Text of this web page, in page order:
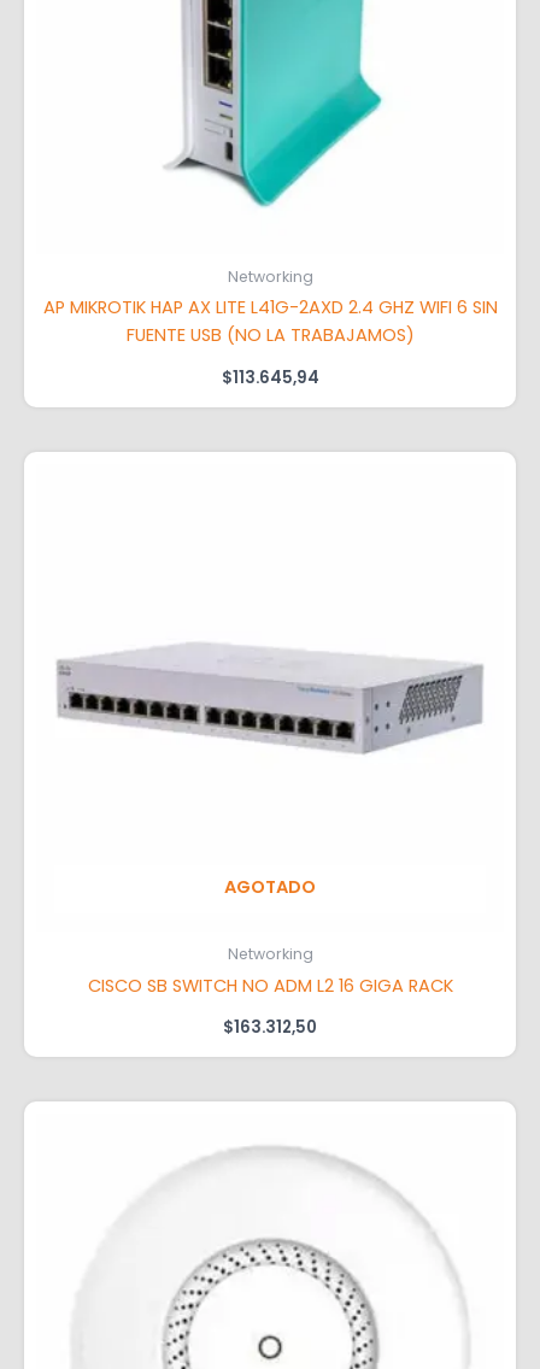
Networking
AP MIKROTIK HAP AX LITE L41G-2AXD 2.4 GHZ WIFI 6 SIN
FUENTE USB (NO LA TRABAJAMOS)
$113.645,94
AGOTADO
Networking
CISCO SB SWITCH NO ADM L2 16 GIGA RACK
$163.312,50